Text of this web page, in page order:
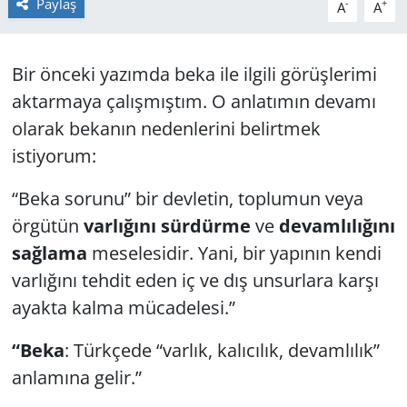
A- A+
Bir önceki yazımda beka ile ilgili görüşlerimi
aktarmaya çalışmıştım. O anlatımın devamı
olarak bekanın nedenlerini belirtmek
istiyorum:
“Beka sorunu” bir devletin, toplumun veya
örgütün varlığını sürdürme ve devamlılığını
sağlama meselesidir. Yani, bir yapının kendi
varlığını tehdit eden iç ve dış unsurlara karşı
ayakta kalma mücadelesi.”
“Beka: Türkçede “varlık, kalıcılık, devamlılık”
anlamına gelir.”
HABERDE İNSAN
KÜLTÜR SANAT
POLİTİKA
RESMİ İLANLAR
SAĞLIK
SİYASET